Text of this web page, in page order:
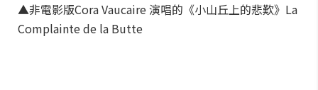
▲非電影版Cora Vaucaire 演唱的《小山丘上的悲歎》La
Complainte de la Butte